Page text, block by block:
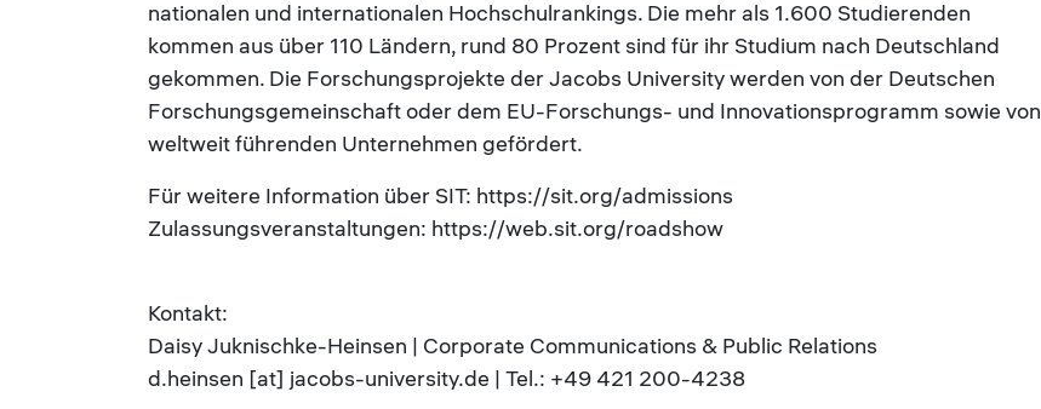
nationalen und internationalen Hochschulrankings. Die mehr als 1.600 Studierenden
kommen aus über 110 Ländern, rund 80 Prozent sind für ihr Studium nach Deutschland
gekommen. Die Forschungsprojekte der Jacobs University werden von der Deutschen
Forschungsgemeinschaft oder dem EU-Forschungs- und Innovationsprogramm sowie von
weltweit führenden Unternehmen gefördert.
Für weitere Information über SIT: https://sit.org/admissions
Zulassungsveranstaltungen: https://web.sit.org/roadshow
Kontakt:
Daisy Juknischke-Heinsen | Corporate Communications & Public Relations
d.heinsen [at] jacobs-university.de | Tel.: +49 421 200-4238